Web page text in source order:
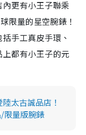
更有小王子聯乘
限量的星空腕錶！
手工真皮手環、
都有小王子的元
太古誠品店！
限量版腕錶